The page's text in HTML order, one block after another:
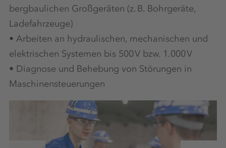
bergbaulichen Großgeräten (z. B. Bohrgeräte,
Ladefahrzeuge)
• Arbeiten an hydraulischen, mechanischen und
elektrischen Systemen bis 500 V bzw. 1.000 V
• Diagnose und Behebung von Störungen in
Maschinensteuerungen